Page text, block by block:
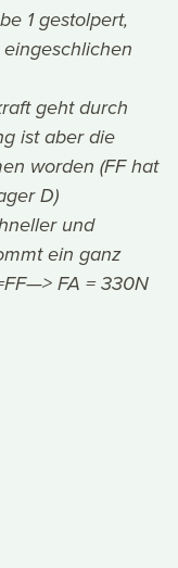
1 gestolpert,
eingeschlichen
geht durch
ist aber die
worden (FF hat
D)
und
ein ganz
FA = 330N